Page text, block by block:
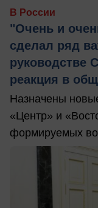
В России
"Очень и
сделал ряд
руководстве
реакция в
Назначены
«Центр» и
формируемых